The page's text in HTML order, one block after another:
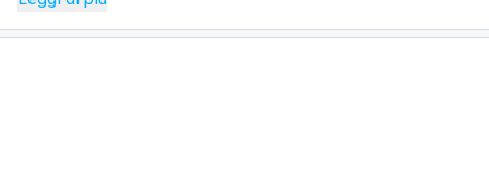
Unaspiaggia nuova, Covid free, pensata proprio per